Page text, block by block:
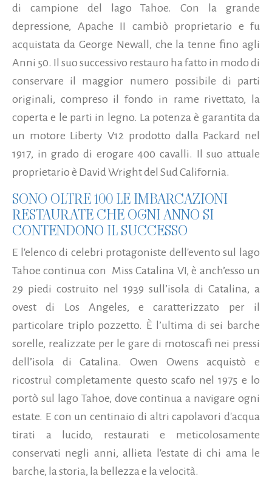
di campione del lago Tahoe. Con la grande
depressione, Apache II cambiò proprietario e fu
acquistata da George Newall, che la tenne fino agli
Anni 50. Il suo successivo restauro ha fatto in modo di
conservare il maggior numero possibile di parti
originali, compreso il fondo in rame rivettato, la
coperta e le parti in legno. La potenza è garantita da
un motore Liberty V12 prodotto dalla Packard nel
1917, in grado di erogare 400 cavalli. Il suo attuale
proprietario è David Wright del Sud California.
SONO OLTRE 100 LE IMBARCAZIONI
RESTAURATE CHE OGNI ANNO SI
CONTENDONO IL SUCCESSO
E l'elenco di celebri protagoniste dell'evento sul lago
Tahoe continua con Miss Catalina VI, è anch’esso un
29 piedi costruito nel 1939 sull’isola di Catalina, a
ovest di Los Angeles, e caratterizzato per il
particolare triplo pozzetto. È l’ultima di sei barche
sorelle, realizzate per le gare di motoscafi nei pressi
dell’isola di Catalina. Owen Owens acquistò e
ricostruì completamente questo scafo nel 1975 e lo
portò sul lago Tahoe, dove continua a navigare ogni
estate. E con un centinaio di altri capolavori d'acqua
tirati a lucido, restaurati e meticolosamente
conservati negli anni, allieta l'estate di chi ama le
barche, la storia, la bellezza e la velocità.